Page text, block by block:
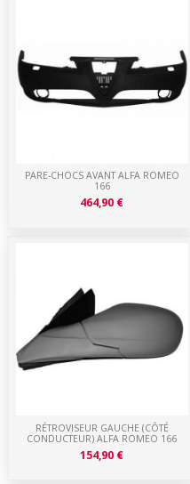
RÉTROVISEUR GAUCHE (CÔTÉ
CONDUCTEUR) ALFA ROMEO 166
154,90 €
PARE-CHOCS AVANT ALFA ROMEO
166
464,90 €